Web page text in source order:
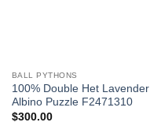
BALL PYTHONS
100% Double Het Lavender
Albino Puzzle F2471310
$300.00